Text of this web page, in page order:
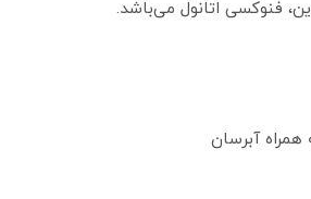
فنوکسی اتانول می‌باشد.
آبرسان